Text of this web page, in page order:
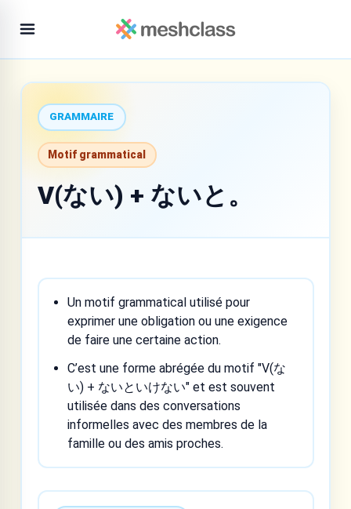
GRAMMAIRE
Motif grammatical
V(ない) + ないと。
Un motif grammatical utilisé pour
exprimer une obligation ou une exigence
de faire une certaine action.
C’est une forme abrégée du motif "V(な
い) + ないといけない" et est souvent
utilisée dans des conversations
informelles avec des membres de la
famille ou des amis proches.